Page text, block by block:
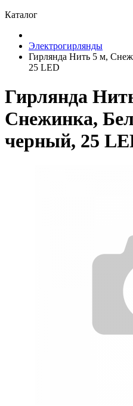
Каталог
Электрогирлянды
Гирлянда Нить 5 м,
25 LED
Гирлянда
Снежинка,
черный, 25